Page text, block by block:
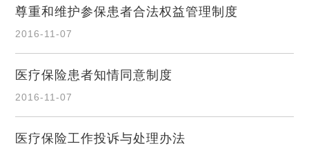
尊重和维护参保患者合法权益管理制度
2016-11-07
医疗保险患者知情同意制度
2016-11-07
医疗保险工作投诉与处理办法